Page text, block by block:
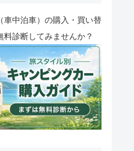
車中泊車）の購入・買い替
料診断してみませんか？